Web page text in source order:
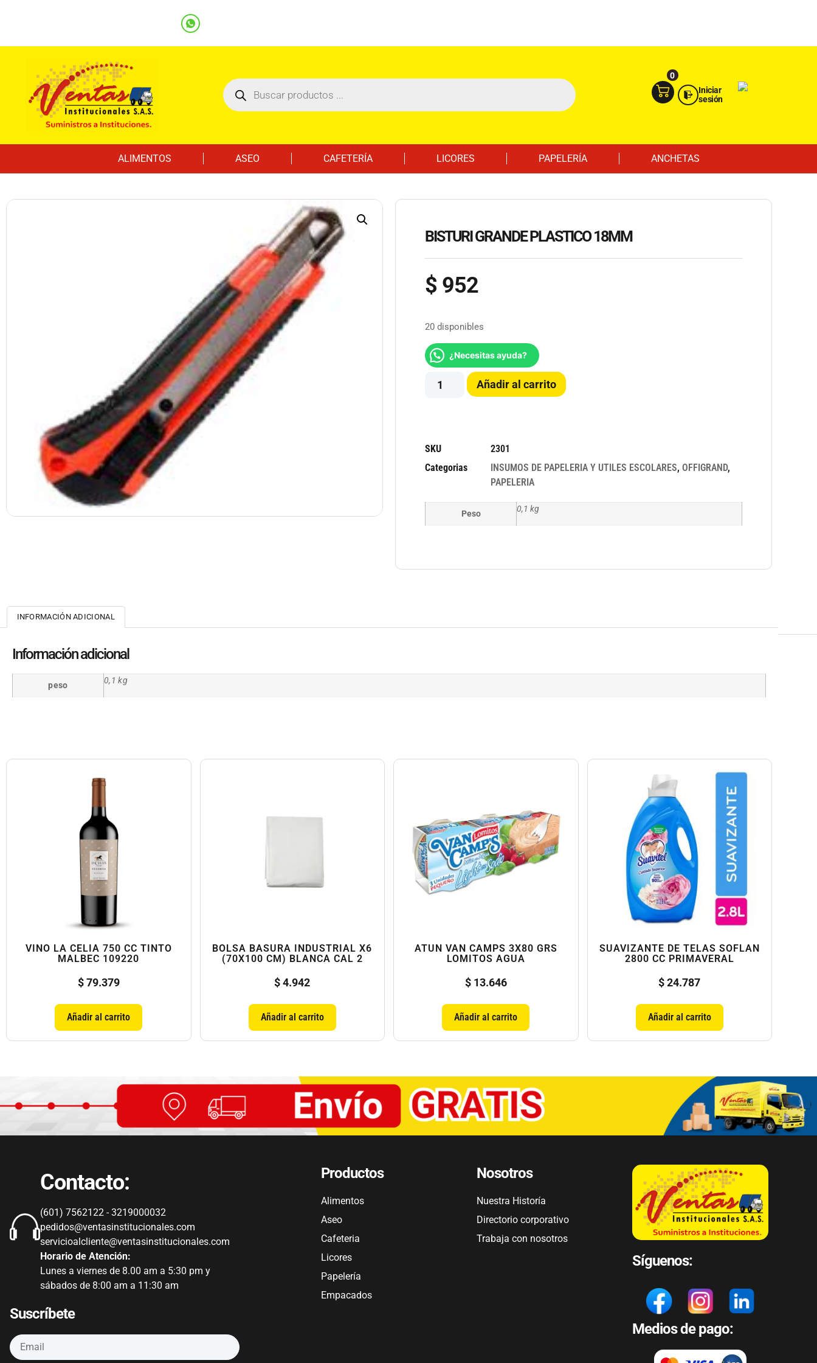
0
Iniciar
sesión
ALIMENTOS ASEO CAFETERÍA LICORES PAPELERÍA ANCHETAS
BISTURI GRANDE PLASTICO 18MM
$ 952
20 disponibles
¿Necesitas ayuda?
Añadir al carrito
SKU
2301
Categorias
INSUMOS DE PAPELERIA Y UTILES ESCOLARES, OFFIGRAND,
PAPELERIA
Peso 0,1 kg
INFORMACIÓN ADICIONAL
Información adicional
peso 0,1 kg
VINO LA CELIA 750 CC TINTO
MALBEC 109220
$79.379
Añadir al carrito
BOLSA BASURA INDUSTRIAL X6
(70X100 CM) BLANCA CAL 2
$4.942
Añadir al carrito
ATUN VAN CAMPS 3X80 GRS
LOMITOS AGUA
$13.646
Añadir al carrito
SUAVIZANTE DE TELAS SOFLAN
2800 CC PRIMAVERAL
$24.787
Añadir al carrito
Contacto:
(601) 7562122 - 3219000032
pedidos@ventasinstitucionales.com
servicioalcliente@ventasinstitucionales.com
Horario de Atención:
Lunes a viernes de 8.00 am a 5:30 pm y
sábados de 8:00 am a 11:30 am
Suscríbete
Productos
Alimentos
Aseo
Cafeteria
Licores
Papelería
Empacados
Nosotros
Nuestra Historía
Directorio corporativo
Trabaja con nosotros
Síguenos:
Medios de pago: